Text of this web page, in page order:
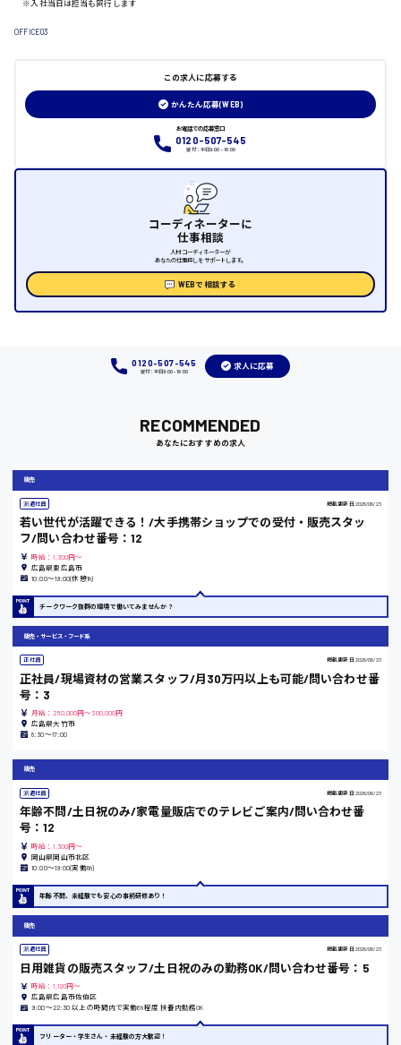
福山市
大阪府
竹原市
東京都
島根県
時給1100円～
時給1300円〜
時給1200円〜
時給1100円〜
※入社当日は担当も同行します
OFFICE03
この求人に応募する
かんたん応募(WEB)
お電話での応募窓口
0120-507-545
受付：平日9:00 - 18:00
コーディネーターに
仕事相談
人材コーディネーターが
あなたの仕事探しをサポートします。
WEBで相談する
0120-507-545
受付：平日9:00 - 18:00
求人に応募
RECOMMENDED
あなたにおすすめの求人
販売
派遣社員 掲載更新日 2026/06/23
若い世代が活躍できる！/大手携帯ショップでの受付・販売スタッ
フ/問い合わせ番号：12
時給：1,300円～
広島県東広島市
10:00〜19:00(休憩1h)
チークワーク抜群の環境で働いてみませんか？
販売・サービス・フード系
正社員 掲載更新日 2026/06/23
正社員/現場資材の営業スタッフ/月30万円以上も可能/問い合わせ番
号：3
月給：250,000円～300,000円
広島県大竹市
8:30〜17:00
販売
派遣社員 掲載更新日 2026/06/23
年齢不問/土日祝のみ/家電量販店でのテレビご案内/問い合わせ番
号：12
時給：1,300円～
岡山県岡山市北区
10:00〜19:00(実働8h)
年齢不問、未経験でも安心の事前研修あり！
販売
派遣社員 掲載更新日 2026/06/23
日用雑貨の販売スタッフ/土日祝のみの勤務OK/問い合わせ番号：5
時給：1,120円～
広島県広島市佐伯区
9:00〜22:30 以上の時間内で実働6h程度 扶養内勤務OK
フリーター・学生さん・未経験の方大歓迎！